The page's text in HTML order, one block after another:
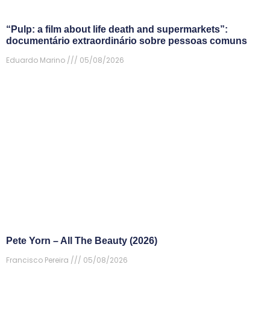
“Pulp: a film about life death and supermarkets”:
documentário extraordinário sobre pessoas comuns
Eduardo Marino
05/08/2026
Pete Yorn – All The Beauty (2026)
Francisco Pereira
05/08/2026